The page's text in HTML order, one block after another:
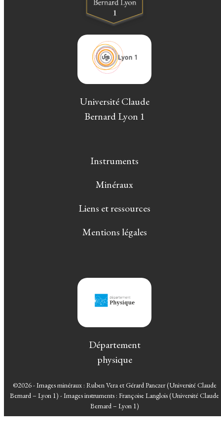
Université Claude
Bernard Lyon 1
Instruments
Minéraux
Liens et ressources
Mentions légales
Département
physique
©2026 - Images minéraux : Ruben Vera et Gérard Panczer (Université Claude
Bernard – Lyon 1) - Images instruments : Françoise Langlois (Université Claude
Bernard – Lyon 1)